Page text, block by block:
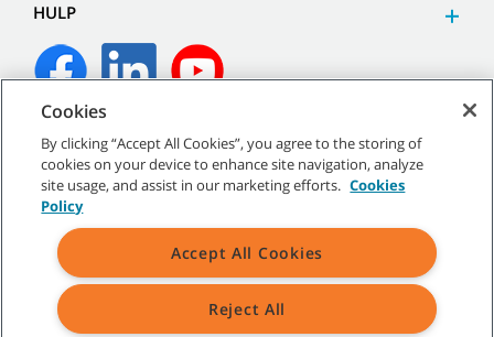
HULP
©2026Tennant Company. Alle rechten voorbehouden.
Algemeen beleid Gebruiksvoorwaarden
Verkoopvoorwaarden
Alle aangegeven handelsmerken en logo's van Tennant zijn
Cookies
By clicking “Accept All Cookies”, you agree to the storing of
cookies on your device to enhance site navigation, analyze
site usage, and assist in our marketing efforts. Cookies
Policy
Accept All Cookies
Reject All